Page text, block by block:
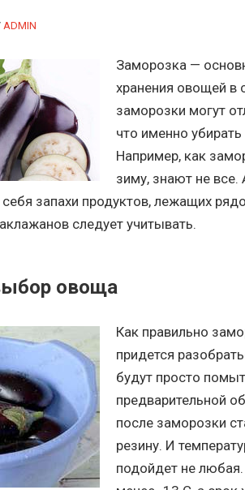
AUTHOR
ADMIN
Заморозка —
хранения овощей
заморозки могут
что именно
Например, как
зиму, знают не все.
себя запахи продуктов, лежащих
следует учитывать.
овоща
Как правильно
придется
будут просто
предварительной
после заморозки
резину. И
подойдет не